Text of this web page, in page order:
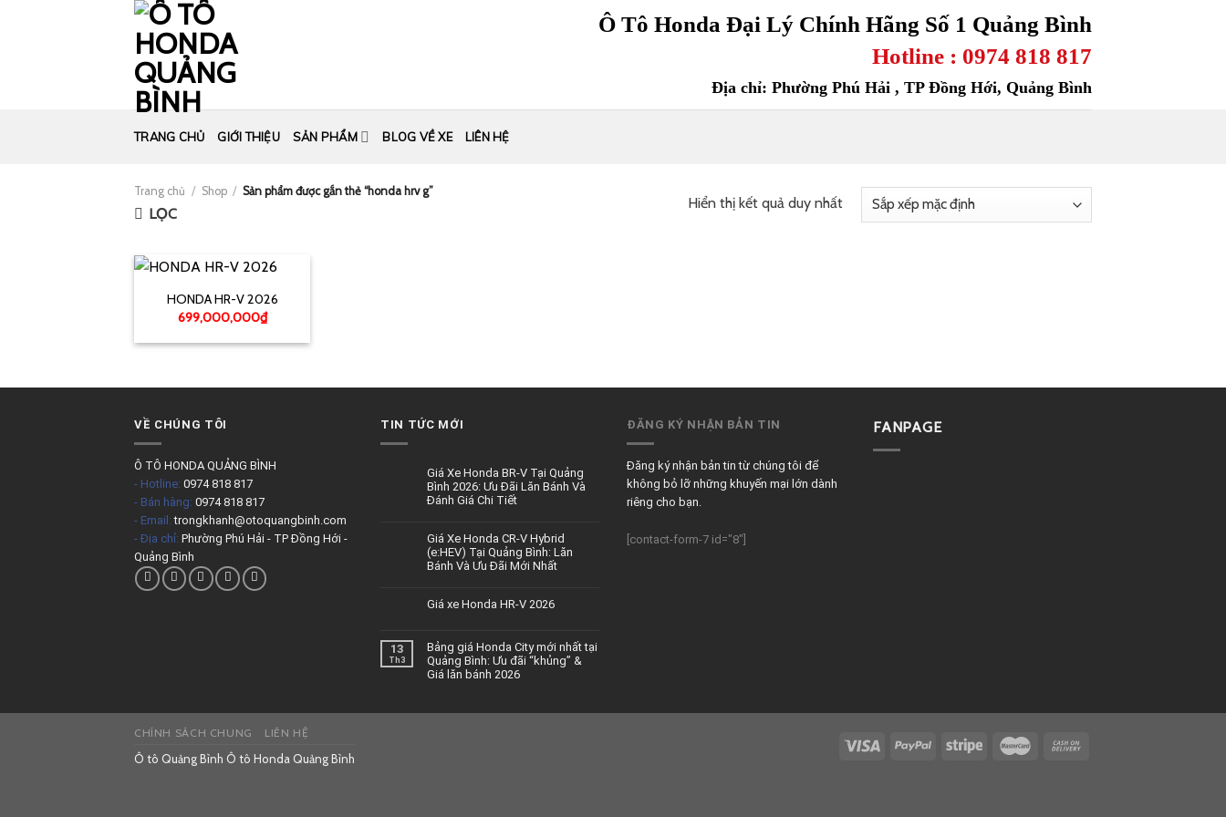
Ô Tô Honda Đại Lý Chính Hãng Số 1 Quảng Bình
Hotline : 0974 818 817
Địa chỉ: Phường Phú Hải , TP Đồng Hới, Quảng Bình
TRANG CHỦ GIỚI THIỆU SẢN PHẨM BLOG VỀ XE LIÊN HỆ
Trang chủ / Shop / Sản phẩm được gắn thẻ “honda hrv g”
LỌC
Hiển thị kết quả duy nhất
HONDA HR-V 2026
699,000,000₫
VỀ CHÚNG TÔI
Ô TÔ HONDA QUẢNG BÌNH
- Hotline: 0974 818 817
- Bán hàng: 0974 818 817
- Email: trongkhanh@otoquangbinh.com
- Địa chỉ: Phường Phú Hải - TP Đồng Hới -
Quảng Bình
TIN TỨC MỚI
Giá Xe Honda BR-V Tại Quảng
Bình 2026: Ưu Đãi Lăn Bánh Và
Đánh Giá Chi Tiết
Giá Xe Honda CR-V Hybrid
(e:HEV) Tại Quảng Bình: Lăn
Bánh Và Ưu Đãi Mới Nhất
Giá xe Honda HR-V 2026
13
Th3
Bảng giá Honda City mới nhất tại
Quảng Bình: Ưu đãi “khủng” &
Giá lăn bánh 2026
ĐĂNG KÝ NHẬN BẢN TIN
Đăng ký nhận bản tin từ chúng tôi để
không bỏ lỡ những khuyến mại lớn dành
riêng cho bạn.
[contact-form-7 id="8"]
FANPAGE
CHÍNH SÁCH CHUNG LIÊN HỆ
Ô tô Quảng Bình Ô tô Honda Quảng Bình